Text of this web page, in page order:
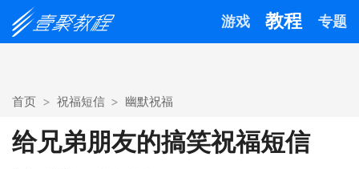
游戏 教程 专题
首页 祝福短信 幽默祝福
给兄弟朋友的搞笑祝福短信